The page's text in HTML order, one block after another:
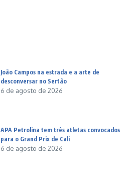
João Campos na estrada e a arte de
desconversar no Sertão
6 de agosto de 2026
APA Petrolina tem três atletas convocados
para o Grand Prix de Cali
6 de agosto de 2026